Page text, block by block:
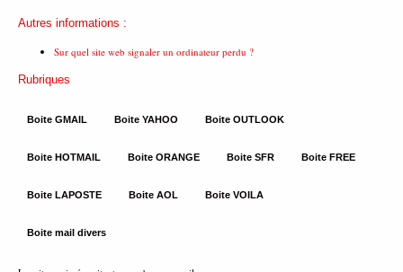
Autres informations :
Sur quel site web signaler un ordinateur perdu ?
Rubriques
Boite GMAIL Boite YAHOO Boite OUTLOOK
Boite HOTMAIL Boite ORANGE Boite SFR Boite FREE
Boite LAPOSTE Boite AOL Boite VOILA
Boite mail divers